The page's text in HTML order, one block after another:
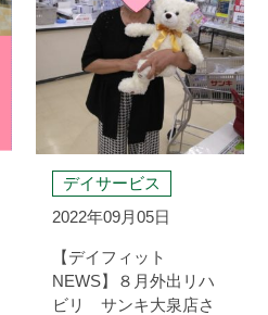
デイサービス
2022年09月05日
【デイフィット
NEWS】８月外出リハ
ビリ サンキ大泉店さ